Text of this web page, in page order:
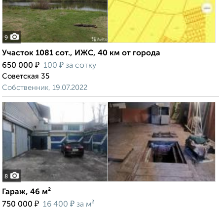
9
Участок 1081 сот., ИЖС, 40 км от города
650 000 ₽ 100 ₽ за сотку
Советская 35
Собственник, 19.07.2022
8
Гараж, 46 м²
750 000 ₽ 16 400 ₽ за м²